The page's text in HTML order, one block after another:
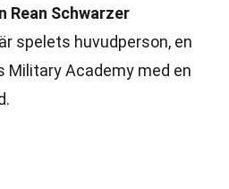
Rean Schwarzer
spelets huvudperson, en
Military Academy med en